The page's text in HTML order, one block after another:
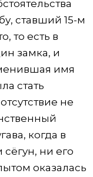
ставший 15-м
то есть в
замка, и
имя
стать
не
когда в
ни его
оказалась